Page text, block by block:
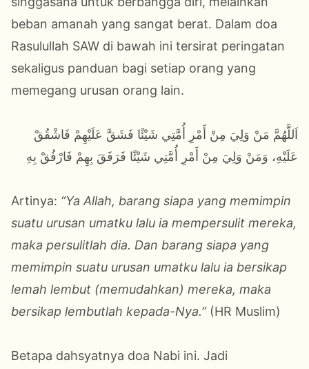
beban amanah yang sangat berat. Dalam doa
Rasulullah SAW di bawah ini tersirat peringatan
sekaligus panduan bagi setiap orang yang
memegang urusan orang lain.
اَللَّهُمَّ مَنْ وَلِيَ مِنْ أَمْرِ أُمَّتِي شَيْئًا فَشَقَّ عَلَيْهِمْ فَاشْقُقْ
عَلَيْهِ، وَمَنْ وَلِيَ مِنْ أَمْرِ أُمَّتِي شَيْئًا فَرَفَقَ بِهِمْ فَارْفُقْ بِهِ
Artinya: “Ya Allah, barang siapa yang memimpin
suatu urusan umatku lalu ia mempersulit mereka,
maka persulitlah dia. Dan barang siapa yang
memimpin suatu urusan umatku lalu ia bersikap
lemah lembut (memudahkan) mereka, maka
bersikap lembutlah kepada-Nya.”(HR Muslim)
Betapa dahsyatnya doa Nabi ini. Jadi